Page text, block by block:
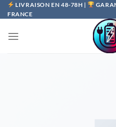
Passer
au
LIVRAISON EN 48-78H |
FRANCE